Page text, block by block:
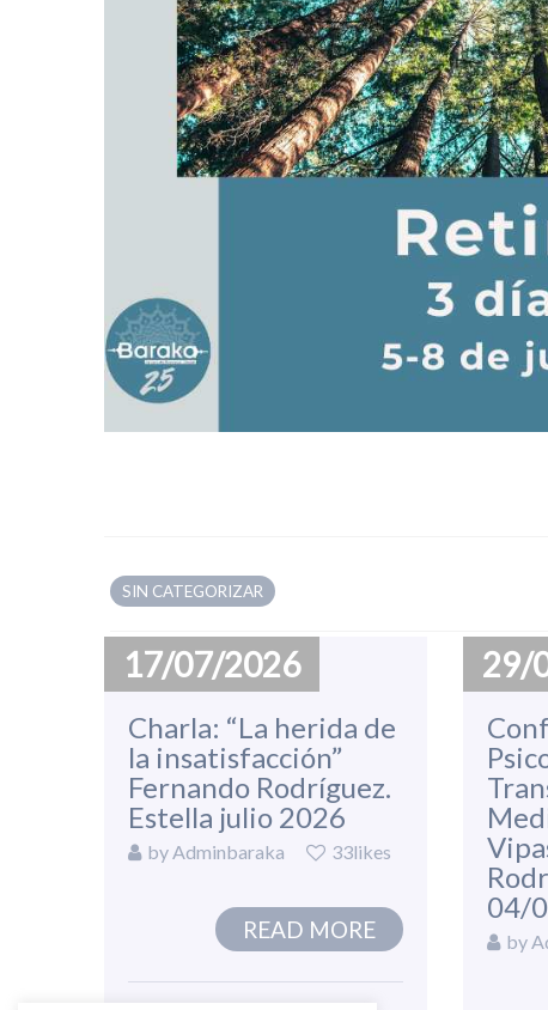
SIN CATEGORIZAR
Related Items
17/07/2026
Charla: “La herida de
la insatisfacción”
Fernando Rodríguez.
Estella julio 2026
byAdminbaraka 33likes
READ MORE
29/
04/
by